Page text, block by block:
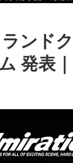
ンド
発表